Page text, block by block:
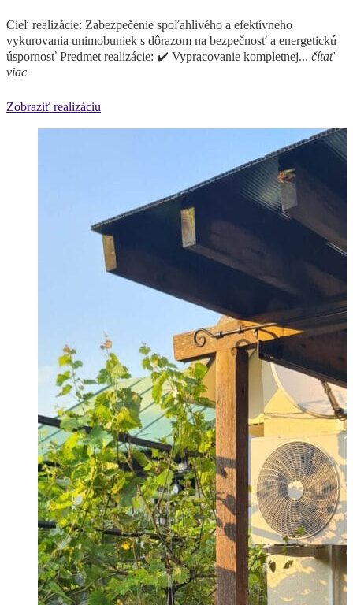
Cieľ realizácie: Zabezpečenie spoľahlivého a efektívneho
vykurovania unimobuniek s dôrazom na bezpečnosť a energetickú
úspornosť Predmet realizácie: ✔️ Vypracovanie kompletnej... čítať
viac
Zobraziť realizáciu